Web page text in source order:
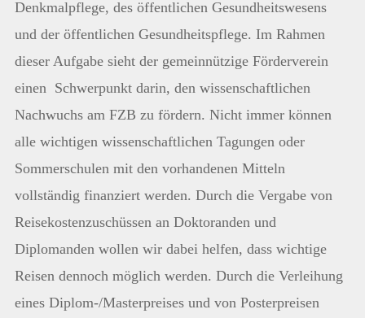
Denkmalpflege, des öffentlichen Gesundheitswesens
und der öffentlichen Gesundheitspflege. Im Rahmen
dieser Aufgabe sieht der gemeinnützige Förderverein
einen Schwerpunkt darin, den wissenschaftlichen
Nachwuchs am FZB zu fördern. Nicht immer können
alle wichtigen wissenschaftlichen Tagungen oder
Sommerschulen mit den vorhandenen Mitteln
vollständig finanziert werden. Durch die Vergabe von
Reisekostenzuschüssen an Doktoranden und
Diplomanden wollen wir dabei helfen, dass wichtige
Reisen dennoch möglich werden. Durch die Verleihung
eines Diplom-/Masterpreises und von Posterpreisen